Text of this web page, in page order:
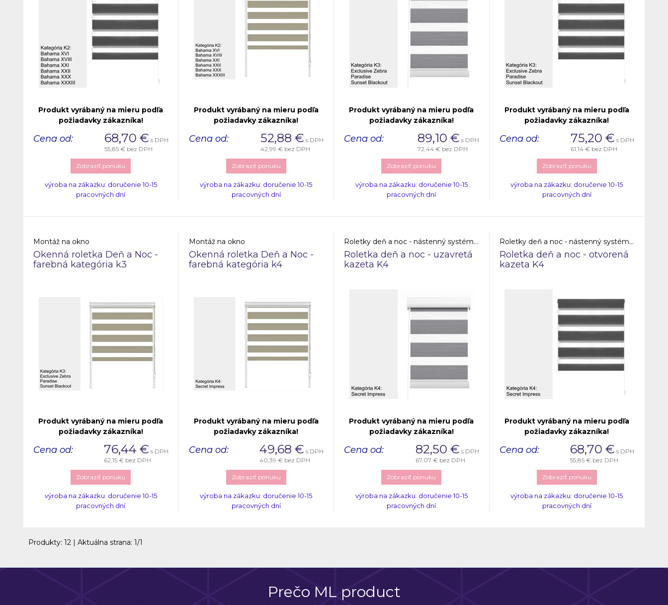
Produkt vyrábaný na mieru podľa
požiadavky zákazníka!
Cena od: 68,70 € s DPH
55,85 € bez DPH
Zobraziť ponuku
výroba na zákazku: doručenie 10-15
pracovných dní
Produkt vyrábaný na mieru podľa
požiadavky zákazníka!
Cena od: 52,88 € s DPH
42,99 € bez DPH
Zobraziť ponuku
výroba na zákazku: doručenie 10-15
pracovných dní
Produkt vyrábaný na mieru podľa
požiadavky zákazníka!
Cena od: 89,10 € s DPH
72,44 € bez DPH
Zobraziť ponuku
výroba na zákazku: doručenie 10-15
pracovných dní
Produkt vyrábaný na mieru podľa
požiadavky zákazníka!
Cena od: 75,20 € s DPH
61,14 € bez DPH
Zobraziť ponuku
výroba na zákazku: doručenie 10-15
pracovných dní
Montáž na okno
Okenná roletka Deň a Noc -
farebná kategória k3
Produkt vyrábaný na mieru podľa
požiadavky zákazníka!
Cena od: 76,44 € s DPH
62,15 € bez DPH
Zobraziť ponuku
výroba na zákazku: doručenie 10-15
pracovných dní
Montáž na okno
Okenná roletka Deň a Noc -
farebná kategória k4
Produkt vyrábaný na mieru podľa
požiadavky zákazníka!
Cena od: 49,68 € s DPH
40,39 € bez DPH
Zobraziť ponuku
výroba na zákazku: doručenie 10-15
pracovných dní
Roletky deň a noc - nástenný systém - uzavretá kazeta
Roletka deň a noc - uzavretá
kazeta K4
Produkt vyrábaný na mieru podľa
požiadavky zákazníka!
Cena od: 82,50 € s DPH
67,07 € bez DPH
Zobraziť ponuku
výroba na zákazku: doručenie 10-15
pracovných dní
Roletky deň a noc - nástenný systém - otvorená kazeta
Roletka deň a noc - otvorená
kazeta K4
Produkt vyrábaný na mieru podľa
požiadavky zákazníka!
Cena od: 68,70 € s DPH
55,85 € bez DPH
Zobraziť ponuku
výroba na zákazku: doručenie 10-15
pracovných dní
Produkty: 12 | Aktuálna strana: 1/1
Prečo ML product